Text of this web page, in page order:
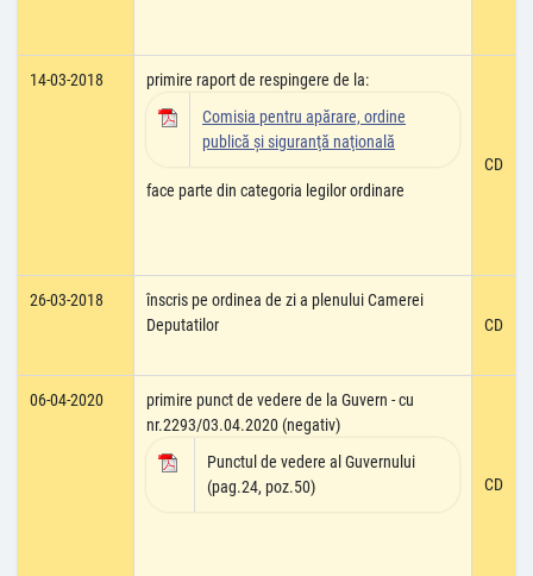
14-03-2018
primire raport de respingere de la:
Comisia pentru apărare, ordine
publică şi siguranţă naţională
face parte din categoria legilor ordinare
CD
26-03-2018
înscris pe ordinea de zi a plenului Camerei
Deputatilor
CD
06-04-2020
primire punct de vedere de la Guvern - cu
nr.2293/03.04.2020 (negativ)
Punctul de vedere al Guvernului
(pag.24, poz.50)
CD